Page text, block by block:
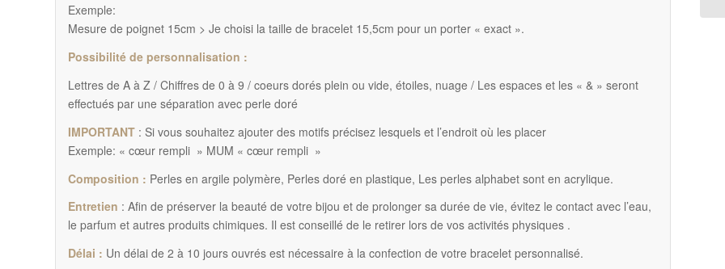
Exemple:
Mesure de poignet 15cm > Je choisi la taille de bracelet 15,5cm pour un porter « exact ».
Possibilité de personnalisation :
Lettres de A à Z / Chiffres de 0 à 9 / coeurs dorés plein ou vide, étoiles, nuage / Les espaces et les « & » seront
effectués par une séparation avec perle doré
IMPORTANT : Si vous souhaitez ajouter des motifs précisez lesquels et l’endroit où les placer
Exemple: « cœur rempli » MUM « cœur rempli »
Composition : Perles en argile polymère, Perles doré en plastique, Les perles alphabet sont en acrylique.
Entretien : Afin de préserver la beauté de votre bijou et de prolonger sa durée de vie, évitez le contact avec l’eau,
le parfum et autres produits chimiques. Il est conseillé de le retirer lors de vos activités physiques .
Délai : Un délai de 2 à 10 jours ouvrés est nécessaire à la confection de votre bracelet personnalisé.